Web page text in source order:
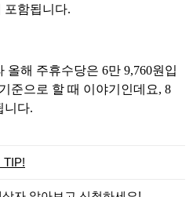
포함됩니다.
올해 주휴수당은 6만 9,760원입
준으로 할 때 이야기인데요, 8
니다.
TIP!